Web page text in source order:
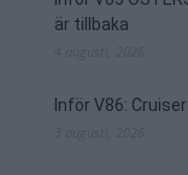
är tillbaka
Inför V86: